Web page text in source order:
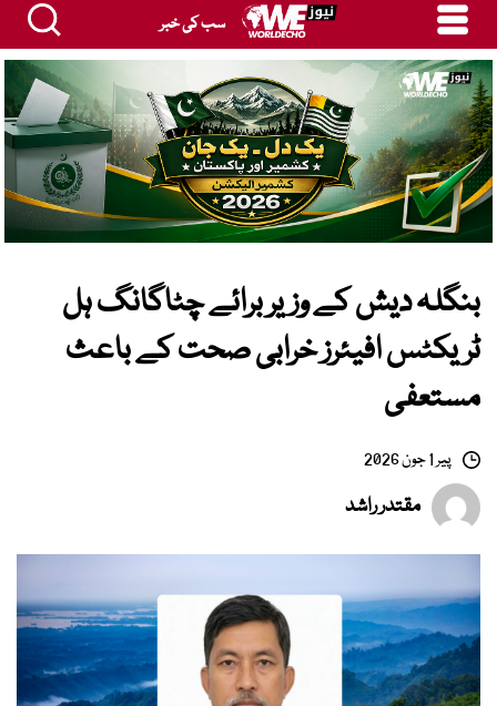
سب کی خبر
بنگلہ دیش کے وزیر برائے چٹاگانگ ہل
ٹریکٹس افیئرز خرابی صحت کے باعث
مستعفی
پیر 1 جون 2026
مقتدر راشد